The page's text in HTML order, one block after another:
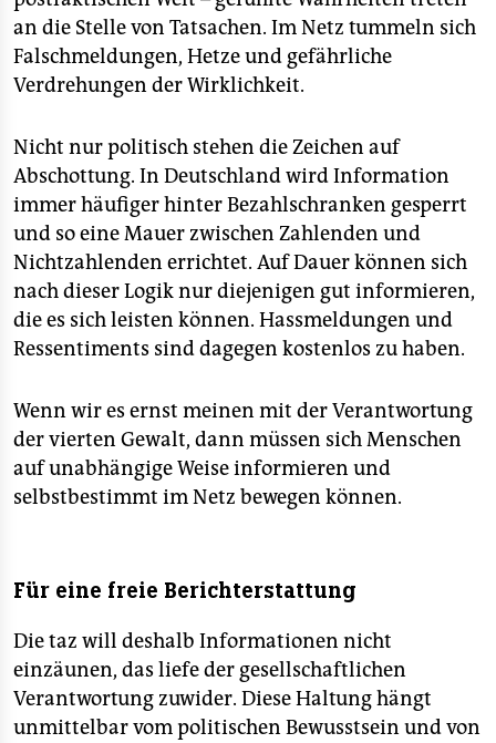
an die Stelle von Tatsachen. Im Netz tummeln sich
Falschmeldungen, Hetze und gefährliche
Verdrehungen der Wirklichkeit.
Nicht nur politisch stehen die Zeichen auf
Abschottung. In Deutschland wird Information
immer häufiger hinter Bezahlschranken gesperrt
und so eine Mauer zwischen Zahlenden und
Nichtzahlenden errichtet. Auf Dauer können sich
nach dieser Logik nur diejenigen gut informieren,
die es sich leisten können. Hassmeldungen und
Ressentiments sind dagegen kostenlos zu haben.
Wenn wir es ernst meinen mit der Verantwortung
der vierten Gewalt, dann müssen sich Menschen
auf unabhängige Weise informieren und
selbstbestimmt im Netz bewegen können.
Für eine freie Berichterstattung
Die taz will deshalb Informationen nicht
einzäunen, das liefe der gesellschaftlichen
Verantwortung zuwider. Diese Haltung hängt
unmittelbar vom politischen Bewusstsein und von